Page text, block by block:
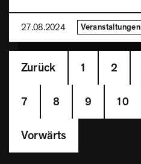
27.08.2024 Veranstaltungen
Zurück 1 2
7 8 9 10
Vorwärts